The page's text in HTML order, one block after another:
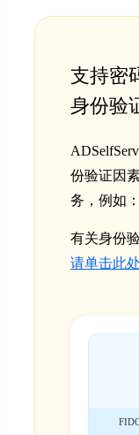
支持密
身份验
份验证因
务，例如：
有关身份
请单击此处